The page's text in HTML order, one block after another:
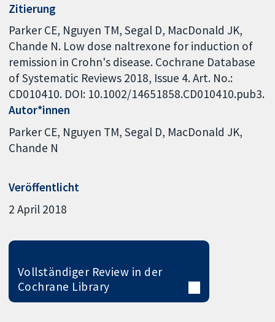
Zitierung
Parker CE, Nguyen TM, Segal D, MacDonald JK,
Chande N. Low dose naltrexone for induction of
remission in Crohn's disease. Cochrane Database
of Systematic Reviews 2018, Issue 4. Art. No.:
CD010410. DOI: 10.1002/14651858.CD010410.pub3.
Autor*innen
Parker CE Nguyen TM Segal D MacDonald JK
Chande N
Veröffentlicht
2 April 2018
Vollständiger Review in der
Cochrane Library